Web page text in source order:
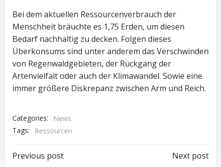
Bei dem aktuellen Ressourcenverbrauch der
Menschheit bräuchte es 1,75 Erden, um diesen
Bedarf nachhaltig zu decken. Folgen dieses
Überkonsums sind unter anderem das Verschwinden
von Regenwaldgebieten, der Rückgang der
Artenvielfalt oder auch der Klimawandel. Sowie eine
immer größere Diskrepanz zwischen Arm und Reich.
Categories:
News
Tags:
Ressourcen
Beitragsnavigation
Previous post Next post